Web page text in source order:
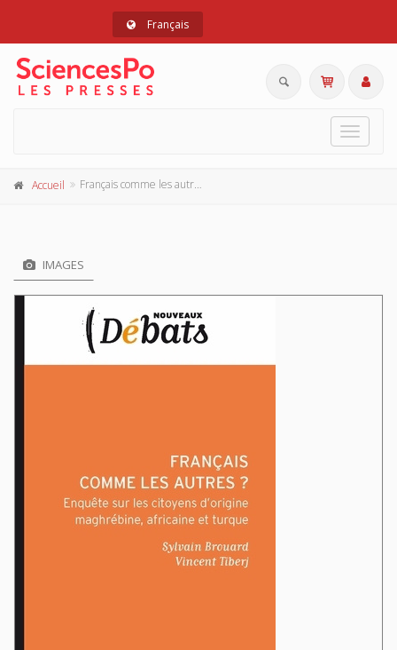
Français
Toggle
Accueil Français comme les autres ?
IMAGES